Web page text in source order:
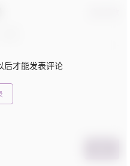
后才能发表评论